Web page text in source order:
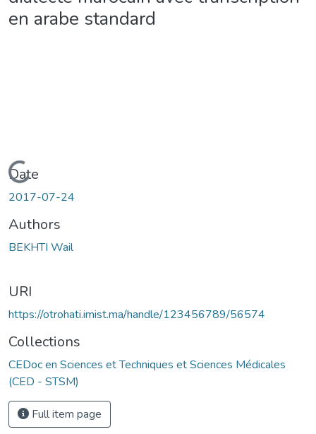
en arabe standard
Loading...
Date
2017-07-24
Authors
BEKHTI Wail
URI
https://otrohati.imist.ma/handle/123456789/56574
Collections
CEDoc en Sciences et Techniques et Sciences Médicales
(CED - STSM)
Full item page